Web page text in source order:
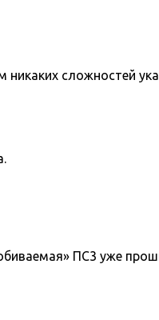
сложностей
ПС3 уже